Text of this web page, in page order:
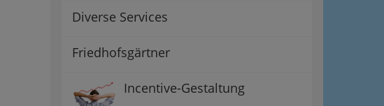
Diverse Services
Friedhofsgärtner
Incentive-Gestaltung